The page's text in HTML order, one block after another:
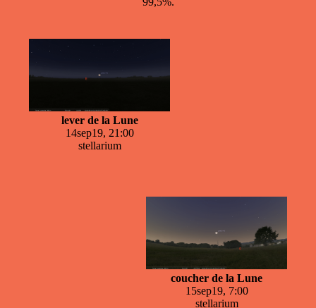
lever de la Lune
14sep19, 21:00
stellarium
coucher de la Lune
15sep19, 7:00
stellarium